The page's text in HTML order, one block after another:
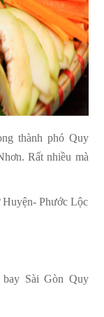
thành phó Quy
Rất nhiều mà
Huyện- Phước Lộc
Sài Gòn Quy